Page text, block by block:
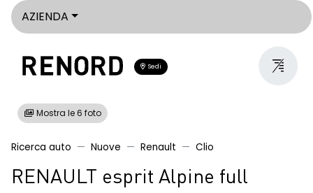
AZIENDA
Sedi
Mostra le 6 foto
Ricerca auto Nuove Renault Clio
RENAULT esprit Alpine full